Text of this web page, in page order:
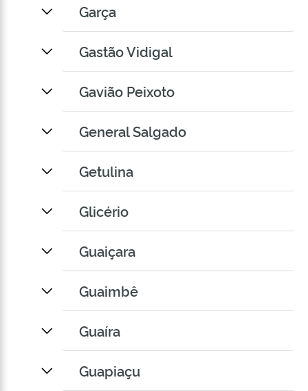
Garça
Gastão Vidigal
Gavião Peixoto
General Salgado
Getulina
Glicério
Guaiçara
Guaimbê
Guaíra
Guapiaçu